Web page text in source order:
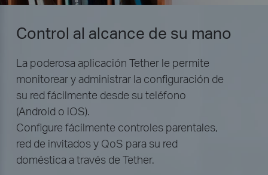
Control al alcance de su mano
La poderosa aplicación Tether le permite
monitorear y administrar la configuración de
su red fácilmente desde su teléfono
(Android o iOS).
Configure fácilmente controles parentales,
red de invitados y QoS para su red
doméstica a través de Tether.